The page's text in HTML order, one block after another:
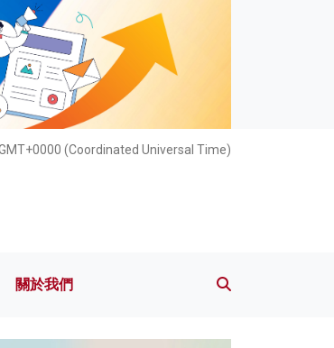
(Coordinated Universal Time)
動 關於我們
關於我們